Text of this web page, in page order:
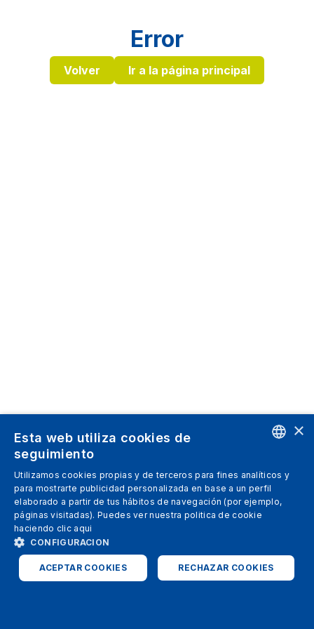
Error
Volver Ir a la página principal
SPANISH
ITALIAN
ENGLISH
×
Esta web utiliza cookies de
seguimiento
Utilizamos cookies propias y de terceros para fines analíticos y
para mostrarte publicidad personalizada en base a un perfil
elaborado a partir de tus hábitos de navegación (por ejemplo,
páginas visitadas). Puedes ver nuestra politica de cookie
haciendo clic aqui
CONFIGURACION
ACEPTAR COOKIES RECHAZAR COOKIES